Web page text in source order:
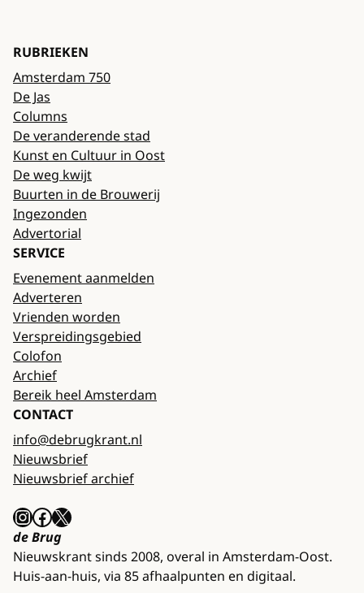
RUBRIEKEN
Amsterdam 750
De Jas
Columns
De veranderende stad
Kunst en Cultuur in Oost
De weg kwijt
Buurten in de Brouwerij
Ingezonden
Advertorial
SERVICE
Evenement aanmelden
Adverteren
Vrienden worden
Verspreidingsgebied
Colofon
Archief
Bereik heel Amsterdam
CONTACT
info@debrugkrant.nl
Nieuwsbrief
Nieuwsbrief archief
InstagramFacebook X
de Brug
Nieuwskrant sinds 2008, overal in Amsterdam-Oost.
Huis-aan-huis, via 85 afhaalpunten en digitaal.